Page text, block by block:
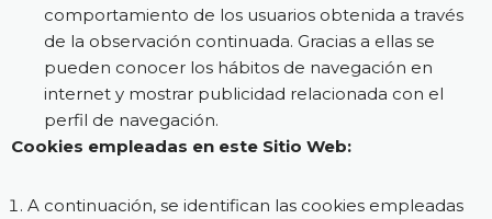
comportamiento de los usuarios obtenida a través
de la observación continuada. Gracias a ellas se
pueden conocer los hábitos de navegación en
internet y mostrar publicidad relacionada con el
perfil de navegación.
Cookies empleadas en este Sitio Web:
A continuación, se identifican las cookies empleadas